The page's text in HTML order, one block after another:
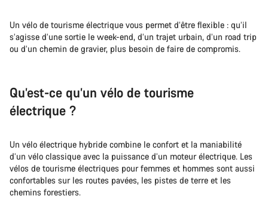
Un vélo de tourisme électrique vous permet d’être flexible : qu’il
s’agisse d’une sortie le week-end, d’un trajet urbain, d’un road trip
ou d’un chemin de gravier, plus besoin de faire de compromis.
Qu’est-ce qu’un vélo de tourisme
électrique ?
Un vélo électrique hybride combine le confort et la maniabilité
d’un vélo classique avec la puissance d’un moteur électrique. Les
vélos de tourisme électriques pour femmes et hommes sont aussi
confortables sur les routes pavées, les pistes de terre et les
chemins forestiers.